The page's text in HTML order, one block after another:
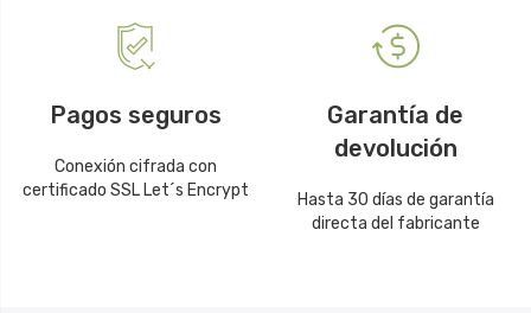
Pagos seguros
Conexión cifrada con
certificado SSL Let´s Encrypt
Garantía de
devolución
Hasta 30 días de garantía
directa del fabricante